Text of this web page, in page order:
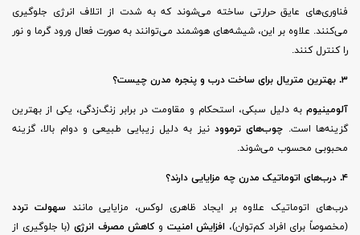
فناوری‌های عایق حرارتی ساخته می‌شوند که به شدت از اتلاف انرژی جلوگیری
می‌کنند. علاوه بر این، شیشه‌های هوشمند می‌توانند به صورت فعال ورود گرما و نور
را کنترل کنند.
۳. بهترین متریال برای ساخت درب و پنجره مدرن چیست؟
آلومینیوم به دلیل سبکی، استحکام و مقاومت در برابر زنگ‌زدگی، یکی از بهترین
گزینه‌ها است. چوب‌های ترموود نیز به دلیل زیبایی طبیعی و دوام بالا، گزینه
محبوبی محسوب می‌شوند.
۴. درب‌های اتوماتیک مدرن چه مزایایی دارند؟
درب‌های اتوماتیک علاوه بر ایجاد ظاهری لوکس، مزایایی مانندسهولت تردد
(مخصوصاً برای افراد کم‌توان)، افزایش امنیت وکاهش مصرف انرژی (با جلوگیری از